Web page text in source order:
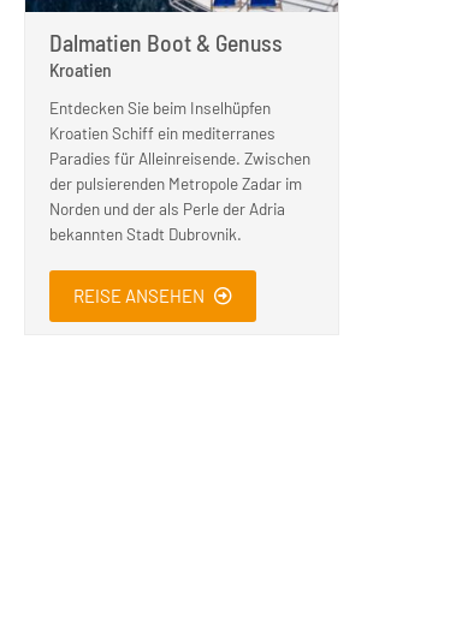
Dalmatien Boot & Genuss
Kroatien
Entdecken Sie beim Inselhüpfen
Kroatien Schiff ein mediterranes
Paradies für Alleinreisende. Zwischen
der pulsierenden Metropole Zadar im
Norden und der als Perle der Adria
bekannten Stadt Dubrovnik.
REISE ANSEHEN